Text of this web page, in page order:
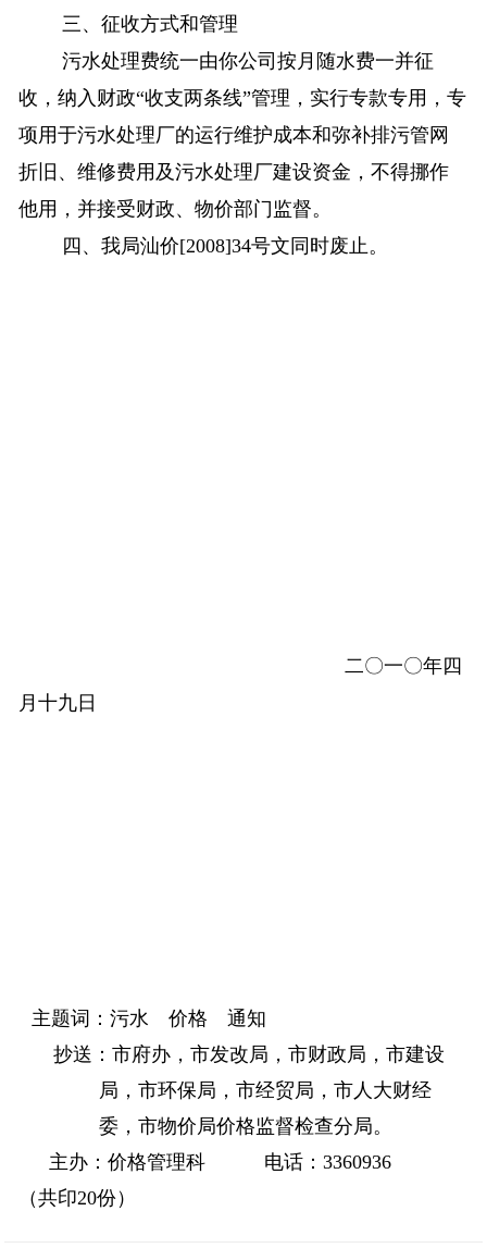
三、征收方式和管理
污水处理费统一由你公司按月随水费一并征
收，纳入财政“收支两条线”管理，实行专款专用，专
项用于污水处理厂的运行维护成本和弥补排污管网
折旧、维修费用及污水处理厂建设资金，不得挪作
他用，并接受财政、物价部门监督。
四、我局汕价[2008]34号文同时废止。
二〇一〇年四
月十九日
主题词 ：污水 价格 通知
抄送：市府办，市发改局，市财政局，市建设
局，市环保局，市经贸局，市人大财经
委，市物价局价格监督检查分局。
主办：价格管理科 电话： 3360936
（共印20份）